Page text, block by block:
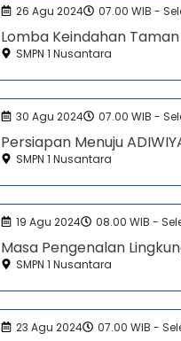
26 Agu 2024 07.00 WIB -
Lomba Keindahan
SMPN 1 Nusantara
30 Agu 2024 07.00 WIB -
Persiapan Menuju
SMPN 1 Nusantara
19 Agu 2024 08.00 WIB -
Masa Pengenalan
SMPN 1 Nusantara
23 Agu 2024 07.00 WIB -